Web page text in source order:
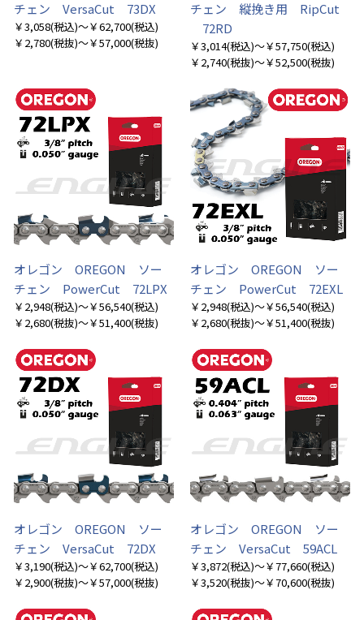
チェン VersaCut 73DX
￥3,058(税込)～￥62,700(税込)
￥2,780(税抜)～￥57,000(税抜)
チェン 縦挽き用 RipCut
72RD
￥3,014(税込)～￥57,750(税込)
￥2,740(税抜)～￥52,500(税抜)
オレゴン OREGON ソー
チェン PowerCut 72LPX
￥2,948(税込)～￥56,540(税込)
￥2,680(税抜)～￥51,400(税抜)
オレゴン OREGON ソー
チェン PowerCut 72EXL
￥2,948(税込)～￥56,540(税込)
￥2,680(税抜)～￥51,400(税抜)
オレゴン OREGON ソー
チェン VersaCut 72DX
￥3,190(税込)～￥62,700(税込)
￥2,900(税抜)～￥57,000(税抜)
オレゴン OREGON ソー
チェン VersaCut 59ACL
￥3,872(税込)～￥77,660(税込)
￥3,520(税抜)～￥70,600(税抜)
お買い物を続ける カートへ進む